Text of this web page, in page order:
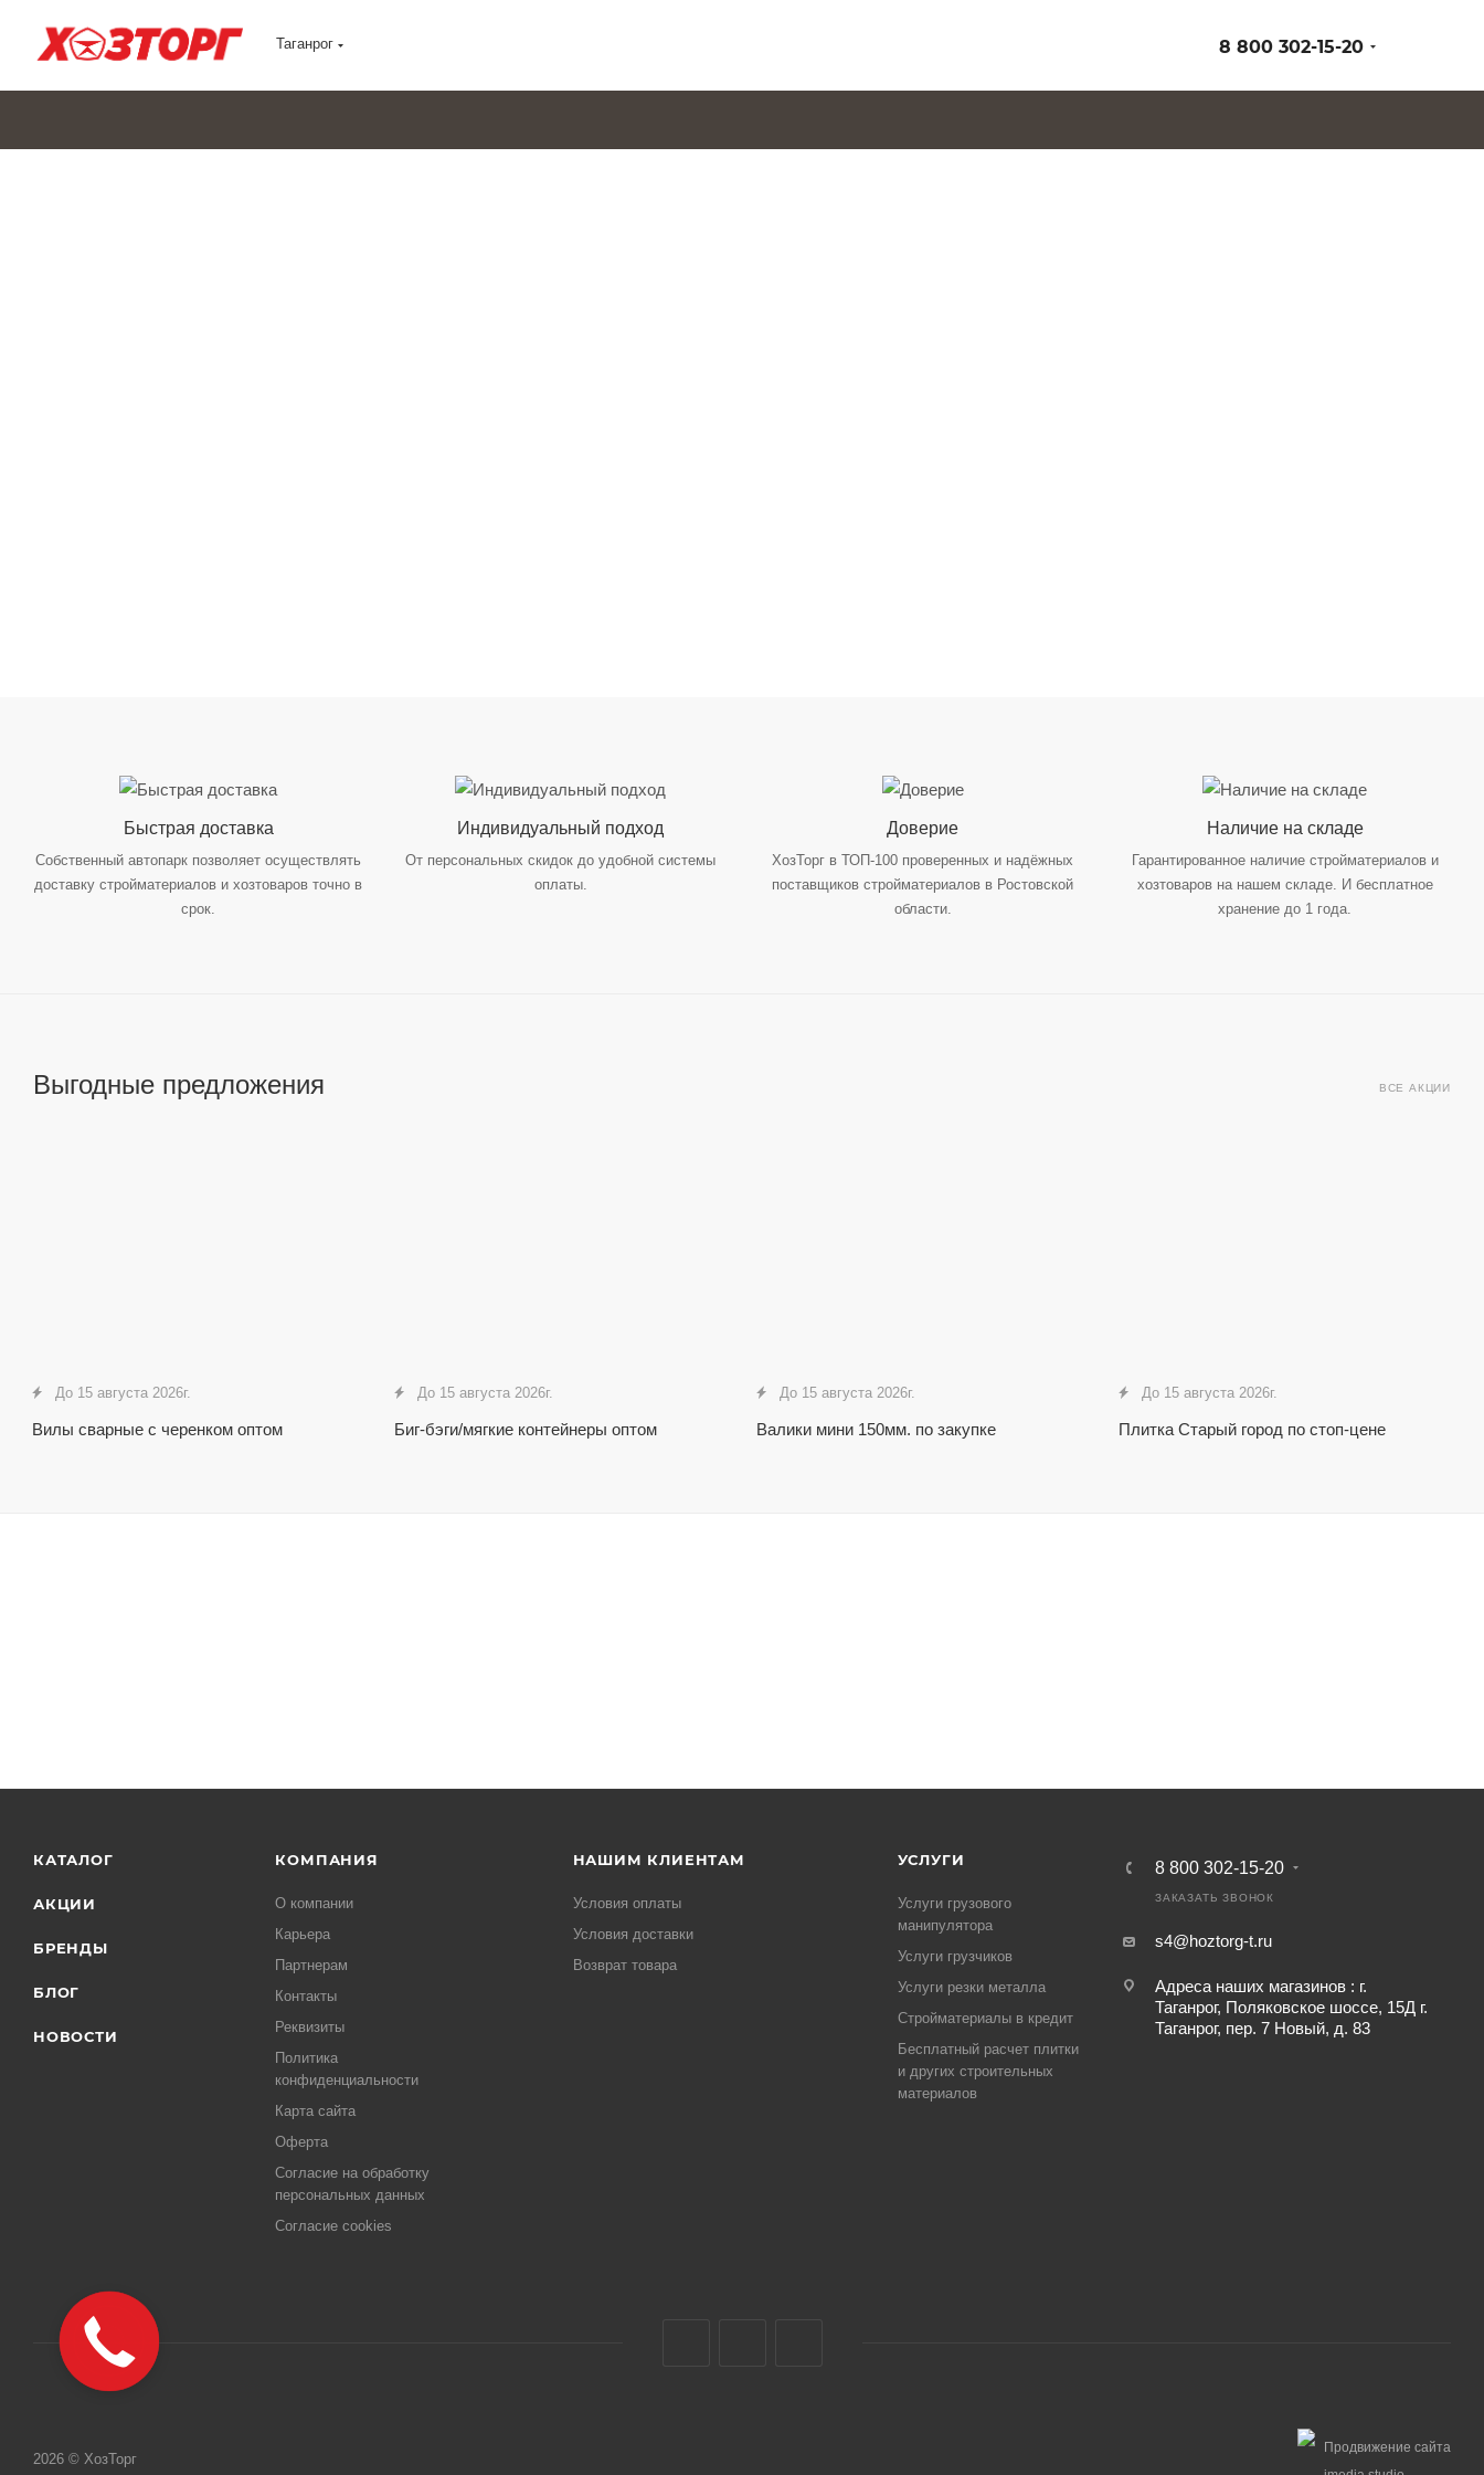
Таганрог 8 800 302-15-20
Быстрая доставка
Собственный автопарк позволяет осуществлять
доставку стройматериалов и хозтоваров точно в
срок.
Индивидуальный подход
От персональных скидок до удобной системы
оплаты.
Доверие
ХозТорг в ТОП-100 проверенных и надёжных
поставщиков стройматериалов в Ростовской
области.
Наличие на складе
Гарантированное наличие стройматериалов и
хозтоваров на нашем складе. И бесплатное
хранение до 1 года.
Выгодные предложения ВСЕ АКЦИИ
До 15 августа 2026г.
Вилы сварные с черенком оптом
До 15 августа 2026г.
Биг-бэги/мягкие контейнеры оптом
До 15 августа 2026г.
Валики мини 150мм. по закупке
До 15 августа 2026г.
Плитка Старый город по стоп-цене
КАТАЛОГ
АКЦИИ
БРЕНДЫ
БЛОГ
НОВОСТИ
КОМПАНИЯ
О компании
Карьера
Партнерам
Контакты
Реквизиты
Политика
конфиденциальности
Карта сайта
Оферта
Согласие на обработку
персональных данных
Согласие cookies
НАШИМ КЛИЕНТАМ
Условия оплаты
Условия доставки
Возврат товара
УСЛУГИ
Услуги грузового
манипулятора
Услуги грузчиков
Услуги резки металла
Стройматериалы в кредит
Бесплатный расчет плитки
и других строительных
материалов
8 800 302-15-20
ЗАКАЗАТЬ ЗВОНОК
s4@hoztorg-t.ru
Адреса наших магазинов : г.
Таганрог, Поляковское шоссе, 15Д г.
Таганрог, пер. 7 Новый, д. 83
2026 © ХозТорг
Продвижение сайта